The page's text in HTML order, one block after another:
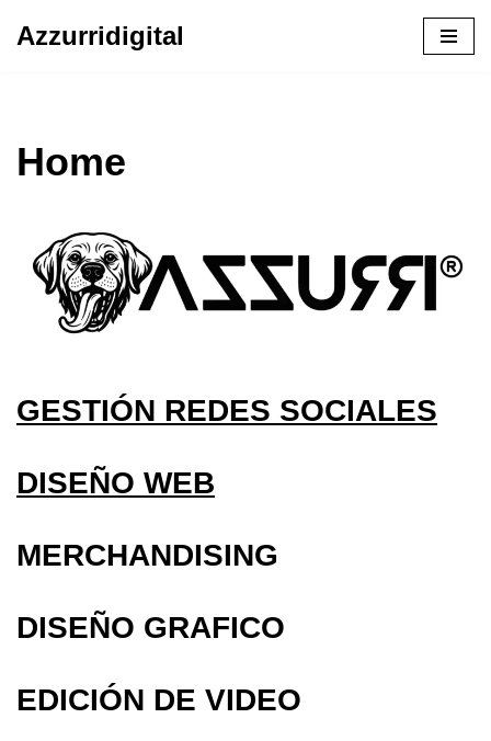
Azzurridigital
Home
GESTIÓN REDES SOCIALES
DISEÑO WEB
MERCHANDISING
DISEÑO GRAFICO
EDICIÓN DE VIDEO